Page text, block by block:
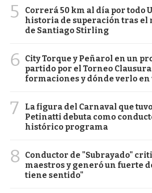
5
Correrá 50 km al día por todo
historia de superación tras el
de Santiago Stirling
6
City Torque y Peñarol en un
partido por el Torneo
formaciones y dónde verlo en
7
La figura del Carnaval que
Petinatti debuta como
histórico programa
8
Conductor de "Subrayado"
maestros y generó un fuerte
tiene sentido"